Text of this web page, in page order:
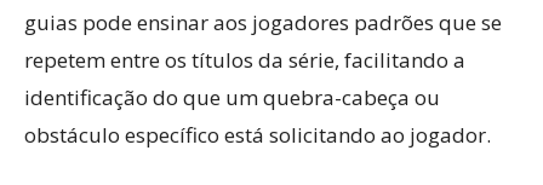
guias pode ensinar aos jogadores padrões que se
repetem entre os títulos da série, facilitando a
identificação do que um quebra-cabeça ou
obstáculo específico está solicitando ao jogador.